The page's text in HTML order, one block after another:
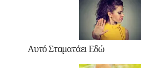
Αυτό Σταματάει Εδώ